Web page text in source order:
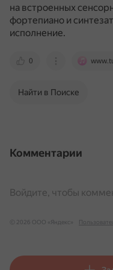
на встроенных
фортепиано и
исполнение.
0
Найти в Поиске
Комментарии
Войдите, чтобы
© 2026 ООО «Яндекс»